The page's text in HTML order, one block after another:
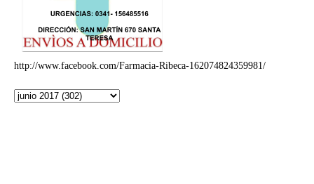
http://www.facebook.com/Farmacia-Ribeca-162074824359981/